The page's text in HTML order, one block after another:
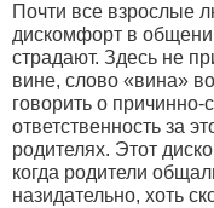
Почти все взрослые
дискомфорт в
страдают. Здесь не
вине, слово «вина»
говорить о причинно-
ответственность за
родителях. Этот
когда родители
назидательно, хоть